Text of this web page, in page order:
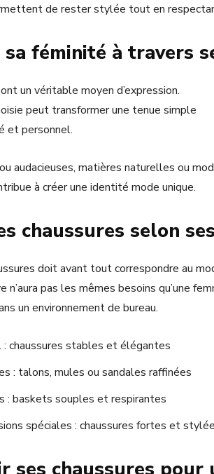
de rester stylée tout en
féminité à travers
un véritable moyen d’expression.
peut transformer une tenue simple
et personnel.
audacieuses, matières naturelles ou
à créer une identité mode unique.
chaussures selon
doit avant tout correspondre au
n’aura pas les mêmes besoins qu’une
un environnement de bureau.
: chaussures stables et élégantes
: talons, mules ou sandales raffinées
: baskets souples et respirantes
spéciales : chaussures fortes et